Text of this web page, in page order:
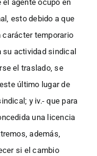
el agente ocupó en
esto debido a que
temporario
su actividad sindical
el traslado, se
último lugar de
y iv.- que para
una licencia
además,
si el cambio